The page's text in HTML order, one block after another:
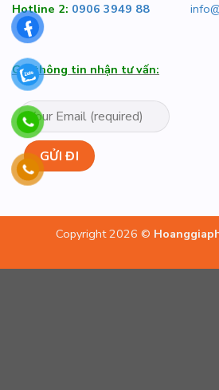
Hotline 2: 0906 3949 88
Gửi thông tin nhận tư vấn:
Copyright 2026 ©